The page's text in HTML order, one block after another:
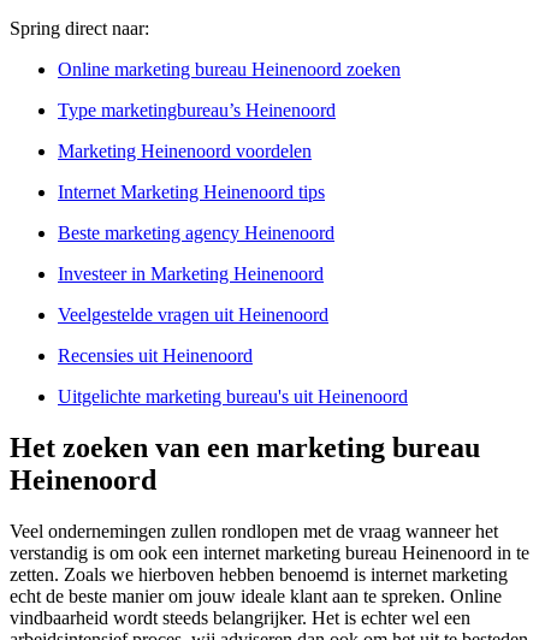
Spring direct naar:
Online marketing bureau Heinenoord zoeken
Type marketingbureau’s Heinenoord
Marketing Heinenoord voordelen
Internet Marketing Heinenoord tips
Beste marketing agency Heinenoord
Investeer in Marketing Heinenoord
Veelgestelde vragen uit Heinenoord
Recensies uit Heinenoord
Uitgelichte marketing bureau's uit Heinenoord
Het zoeken van een marketing bureau
Heinenoord
Veel ondernemingen zullen rondlopen met de vraag wanneer het
verstandig is om ook een internet marketing bureau Heinenoord in te
zetten. Zoals we hierboven hebben benoemd is internet marketing
echt de beste manier om jouw ideale klant aan te spreken. Online
vindbaarheid wordt steeds belangrijker. Het is echter wel een